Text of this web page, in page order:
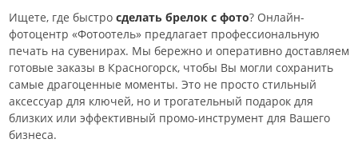
Ищете, где быстро сделать брелок с фото? Онлайн-
фотоцентр «Фотоотель» предлагает профессиональную
печать на сувенирах. Мы бережно и оперативно доставляем
готовые заказы в Красногорск, чтобы Вы могли сохранить
самые драгоценные моменты. Это не просто стильный
аксессуар для ключей, но и трогательный подарок для
близких или эффективный промо-инструмент для Вашего
бизнеса.